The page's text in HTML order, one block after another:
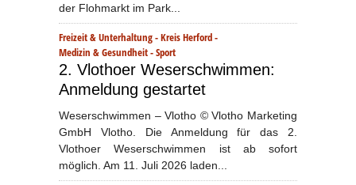
der Flohmarkt im Park...
Freizeit & Unterhaltung-Kreis Herford-
Medizin & Gesundheit-Sport
2. Vlothoer Weserschwimmen:
Anmeldung gestartet
Weserschwimmen – Vlotho © Vlotho Marketing
GmbH Vlotho. Die Anmeldung für das 2.
Vlothoer Weserschwimmen ist ab sofort
möglich. Am 11. Juli 2026 laden...